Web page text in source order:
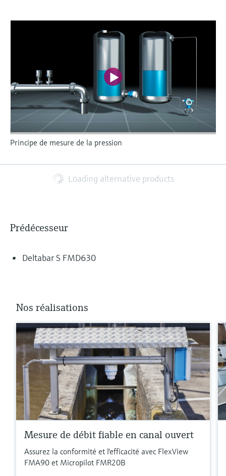
Principe de mesure de la pression
Loading alternative products
Prédécesseur
Deltabar S FMD630
Nos réalisations
Mesure de débit fiable en canal ouvert
Assurez la conformité et l'efficacité avec FlexView
FMA90 et Micropilot FMR20B